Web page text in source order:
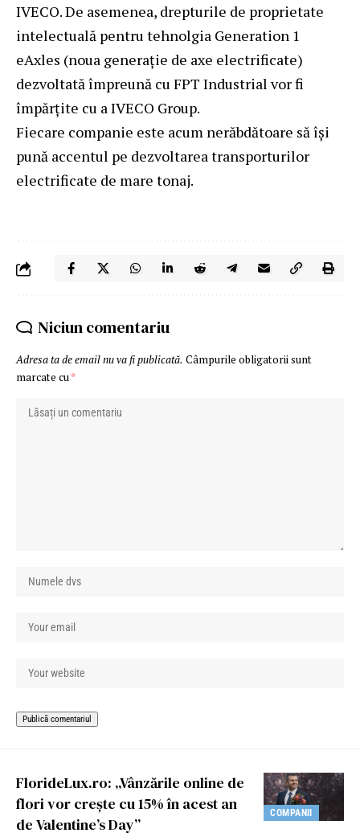
IVECO. De asemenea, drepturile de proprietate
intelectuală pentru tehnolgia Generation 1
eAxles (noua generație de axe electrificate)
dezvoltată împreună cu FPT Industrial vor fi
împărțite cu a IVECO Group.
Fiecare companie este acum nerăbdătoare să își
pună accentul pe dezvoltarea transporturilor
electrificate de mare tonaj.
Niciun comentariu
Adresa ta de email nu va fi publicată. Câmpurile obligatorii sunt
marcate cu *
COMPANII
FlorideLux.ro: „Vânzările online de
flori vor crește cu 15% în acest an
de Valentine’s Day”